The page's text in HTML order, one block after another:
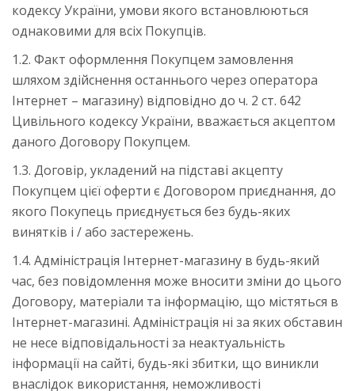
кодексу України, умови якого встановлюються
однаковими для всіх Покупців.
1.2. Факт оформлення Покупцем замовлення
шляхом здійснення останнього через оператора
Інтернет – магазину) відповідно до ч. 2 ст. 642
Цивільного кодексу України, вважається акцептом
даного Договору Покупцем.
1.3. Договір, укладений на підставі акцепту
Покупцем цієї оферти є Договором приєднання, до
якого Покупець приєднується без будь-яких
винятків і / або застережень.
1.4. Адміністрація Інтернет-магазину в будь-який
час, без повідомлення може вносити зміни до цього
Договору, матеріали та інформацію, що містяться в
Інтернет-магазині. Адміністрація ні за яких обставин
не несе відповідальності за неактуальність
інформації на сайті, будь-які збитки, що виникли
внаслідок використання, неможливості